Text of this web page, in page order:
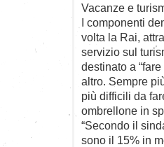
Vacanze e
I componenti
volta la Rai,
servizio sul
destinato a
altro. Sempre
più difficili da
ombrellone in
“Secondo il
sono il 15% in